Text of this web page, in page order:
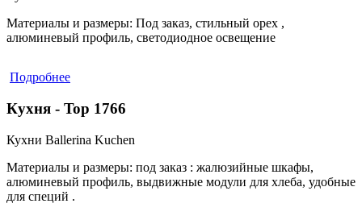
Материалы и размеры: Под заказ, стильный орех ,
алюминевый профиль, светодиодное освещение
Подробнее
Кухня - Top 1766
Кухни Ballerina Kuchen
Материалы и размеры: под заказ : жалюзийные шкафы,
алюминевый профиль, выдвижные модули для хлеба, удобные
для специй .